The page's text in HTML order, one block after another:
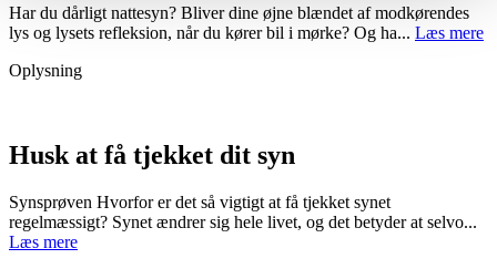
Har du dårligt nattesyn? Bliver dine øjne blændet af modkørendes
lys og lysets refleksion, når du kører bil i mørke? Og ha... Læs mere
Oplysning
Husk at få tjekket dit syn
Synsprøven Hvorfor er det så vigtigt at få tjekket synet
regelmæssigt? Synet ændrer sig hele livet, og det betyder at selvo...
Læs mere